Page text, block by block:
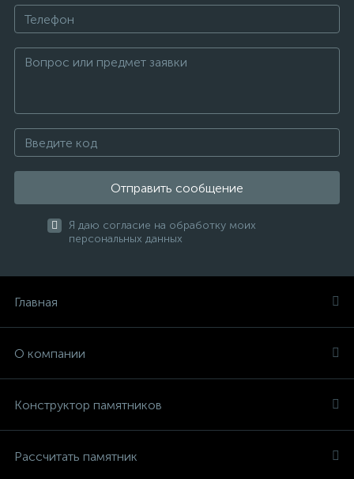
Отправить сообщение
Я даю согласие на обработку моих
персональных данных
Главная
О компании
Конструктор памятников
Рассчитать памятник